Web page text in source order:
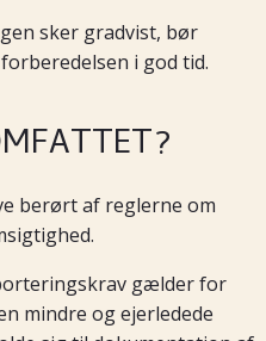
sker gradvist, bør
i god tid.
berørt af reglerne om
gælder for
mindre og ejerledede